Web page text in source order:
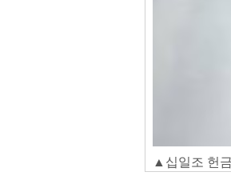
▲십일조 헌